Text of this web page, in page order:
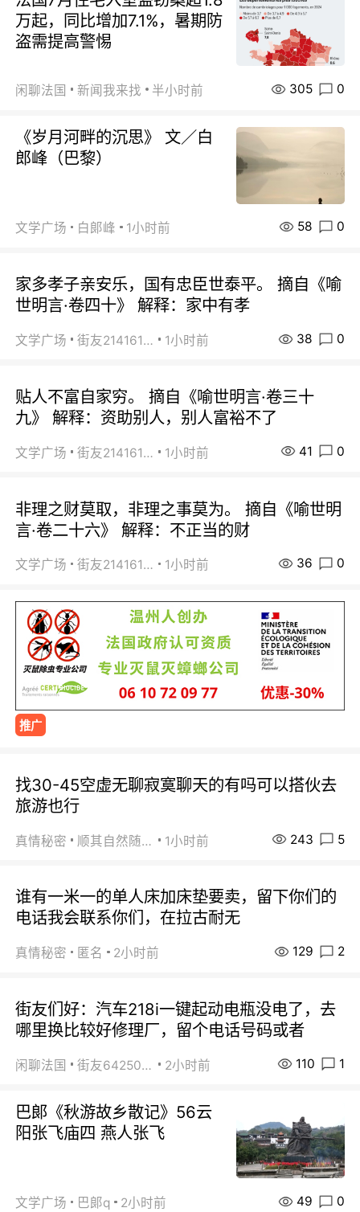
万起，同比增加7.1%，暑期防
盗需提高警惕
闲聊法国 新闻我来找 半小时前 305 0
《岁月河畔的沉思》 文／白
郎峰（巴黎）
文学广场 白郞峰 1小时前 58 0
家多孝子亲安乐，国有忠臣世泰平。 摘自《喻
世明言·卷四十》 解释：家中有孝
文学广场 街友21416156 1小时前 38 0
贴人不富自家穷。 摘自《喻世明言·卷三十
九》 解释：资助别人，别人富裕不了
文学广场 街友21416156 1小时前 41 0
非理之财莫取，非理之事莫为。 摘自《喻世明
言·卷二十六》 解释：不正当的财
文学广场 街友21416156 1小时前 36 0
推广
找30-45空虚无聊寂寞聊天的有吗可以搭伙去
旅游也行
真情秘密 顺其自然随缘 1小时前 243 5
谁有一米一的单人床加床垫要卖，留下你们的
电话我会联系你们，在拉古耐无
真情秘密 匿名 2小时前 129 2
街友们好：汽车218i一键起动电瓶没电了，去
哪里换比较好修理厂，留个电话号码或者
闲聊法国 街友64250024 2小时前 110 1
巴郞《秋游故乡散记》56云
阳张飞庙四 燕人张飞
文学广场 巴郞q 2小时前 49 0